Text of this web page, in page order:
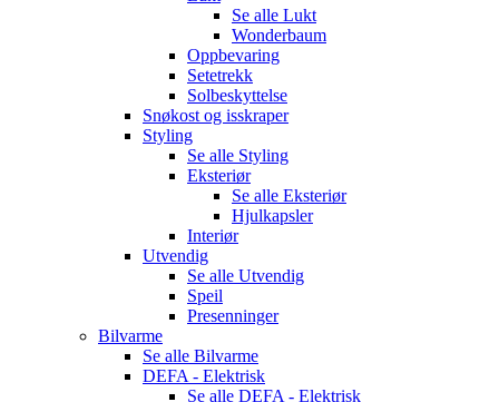
Se alle Lukt
Wonderbaum
Oppbevaring
Setetrekk
Solbeskyttelse
Snøkost og isskraper
Styling
Se alle Styling
Eksteriør
Se alle Eksteriør
Hjulkapsler
Interiør
Utvendig
Se alle Utvendig
Speil
Presenninger
Bilvarme
Se alle Bilvarme
DEFA - Elektrisk
Se alle DEFA - Elektrisk